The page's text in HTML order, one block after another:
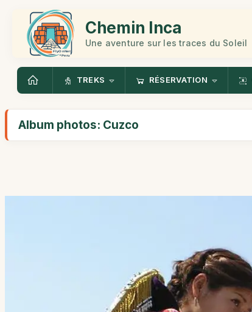
Chemin Inca
Une aventure sur les traces du Soleil
TREKS RÉSERVATION
Album photos: Cuzco